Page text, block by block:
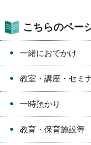
こちらのペー
一緒におでかけ
教室・講座・セミ
一時預かり
教育・保育施設等